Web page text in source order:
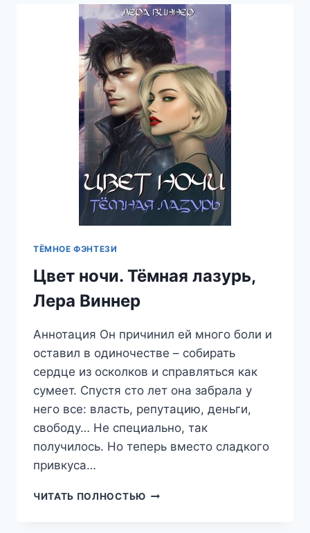
СУМАНОВА
ТЁМНОЕ ФЭНТЕЗИ
Цвет ночи. Тёмная лазурь,
Лера Виннер
Аннотация Он причинил ей много боли и
оставил в одиночестве – собирать
сердце из осколков и справляться как
сумеет. Спустя сто лет она забрала у
него все: власть, репутацию, деньги,
свободу… Не специально, так
получилось. Но теперь вместо сладкого
привкуса…
ЧИТАТЬ ПОЛНОСТЬЮ ЦВЕТ